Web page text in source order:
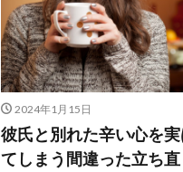
2024年1月15日
彼氏と別れた辛い心を
てしまう間違った立ち